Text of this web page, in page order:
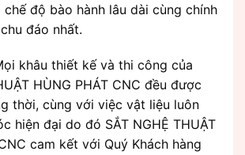
độ bào hành lâu dài cùng chính
đáo nhất.
khâu thiết kế và thi công của
HÙNG PHÁT CNC đều được
thời, cùng với việc vật liệu luôn
hiện đại do đó SẮT NGHỆ THUẬT
cam kết với Quý Khách hàng